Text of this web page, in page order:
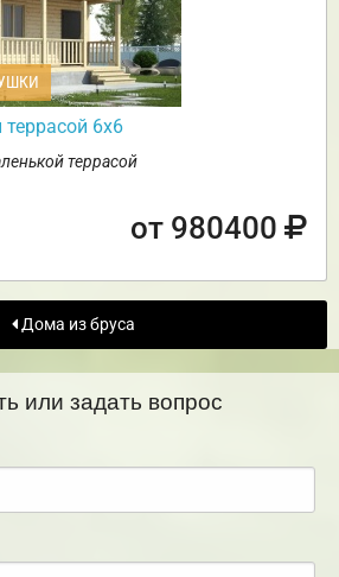
6х6
террасой
от 980400
Дома из бруса
или задать вопрос